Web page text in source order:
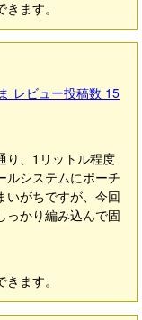
ます。
レビュー投稿数 15
り、1リットル程度
ルシステムにポーチ
いがちですが、今回
っかり編み込んで固
ます。